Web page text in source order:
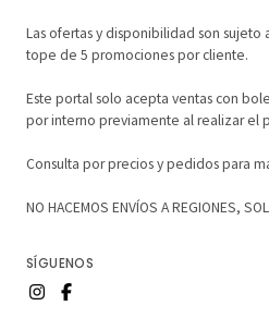
Las ofertas y disponibilidad son sujeto
tope de 5 promociones por cliente.
Este portal solo acepta ventas con
por interno previamente al realizar el
Consulta por precios y pedidos para
NO HACEMOS ENVÍOS A REGIONES,
SÍGUENOS